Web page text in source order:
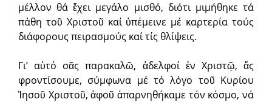
μέλλον θά ἔχει μεγάλο μισθό, διότι μιμήθηκε τά
πάθη τοῦ Χριστοῦ καί ὑπέμεινε μέ καρτερία τούς
διάφορους πειρασμούς καί τίς θλίψεις.
Γι’ αὐτό σᾶς παρακαλῶ, ἀδελφοί ἐν Χριστῷ, ἄς
φροντίσουμε, σύμφωνα μέ τό λόγο τοῦ Κυρίου
Ἰησοῦ Χριστοῦ, ἀφοῦ ἀπαρνηθήκαμε τόν κόσμο, νά